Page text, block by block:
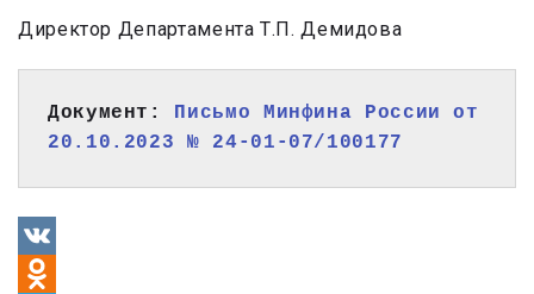
Директор Департамента Т.П. Демидова
Документ: Письмо Минфина России от
20.10.2023 № 24-01-07/100177
VK